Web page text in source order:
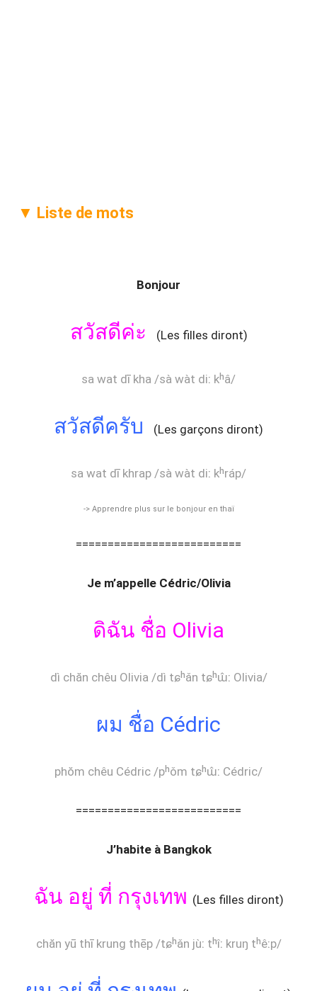
▼ Liste de mots
Bonjour
สวัสดีค่ะ (Les filles diront)
sa wat dī kha /sà wàt diː kʰâ/
สวัสดีครับ (Les garçons diront)
sa wat dī khrap /sà wàt diː kʰráp/
-> Apprendre plus sur le bonjour en thaï
==========================
Je m’appelle Cédric/Olivia
ดิฉัน ชื่อ Olivia
dì chăn chêu Olivia /dì tɕʰǎn tɕʰɯ̂ː Olivia/
ผม ชื่อ Cédric
phŏm chêu Cédric /pʰǒm tɕʰɯ̂ː Cédric/
==========================
J’habite à Bangkok
ฉัน อยู่ ที่ กรุงเทพ (Les filles diront)
chăn yū thī krung thēp /tɕʰǎn jùː tʰîː kruŋ tʰêːp/